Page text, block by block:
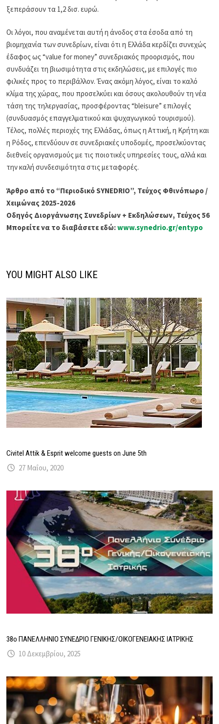
ξεπεράσουν τα 1,2 δισ. ευρώ.
Οι λόγοι, που αναμένεται αυτή η άνοδος στα έσοδα από τη
βιομηχανία των συνεδρίων, είναι ότι η Ελλάδα κερδίζει συνεχώς
έδαφος ως “value for money” συνεδριακός προορισμός, που
συνδυάζει τη βιωσιμότητα στις εκδηλώσεις, με επιλογές πιο
φιλικές προς το περιβάλλον. Ένας ακόμη λόγος, είναι το καλό
κλίμα της χώρας, που προσελκύει και όσους ακολουθούν τη νέα
τάση της τηλεργασίας, προσφέροντας “bleisure” επιλογές
(συνδυασμός επαγγελματικού και ψυχαγωγικού τουρισμού).
Τέλος, πολλές περιοχές της Ελλάδας, όπως η Αττική, η Κρήτη και
η Ρόδος, επενδύουν σε συνεδριακές υποδομές, προσελκύοντας
διεθνείς οργανισμούς με τις ποιοτικές υπηρεσίες τους, αλλά και
την καλή συνδεσιμότητα στις μεταφορές.
Άρθρο από το “Περιοδικό SYNEDRIO”, Τεύχος Φθινόπωρο /
Χειμώνας 2025-2026
Οδηγός Διοργάνωσης Συνεδρίων + Εκδηλώσεων, Τεύχος 56
Μπορείτε να το διαβάσετε εδώ:www.synedrio.gr/entypo
YOU MIGHT ALSO LIKE
Civitel Attik & Esprit welcome guests on June 5th
27 Μαΐου, 2020
38ο ΠΑΝΕΛΛΗΝΙΟ ΣΥΝΕΔΡΙΟ ΓΕΝΙΚΗΣ/ΟΙΚΟΓΕΝΕΙΑΚΗΣ ΙΑΤΡΙΚΗΣ
10 Δεκεμβρίου, 2025